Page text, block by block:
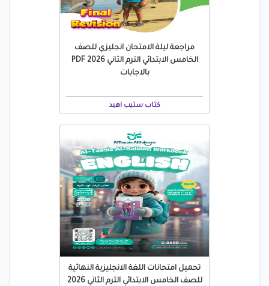
مراجعة ليلة الامتحان انجليزي للصف
الخامس الابتدائي الترم الثاني 2026 PDF
بالاجابات
كتاب ستيب اهيد
تحميل امتحانات اللغة الانجليزية النهائية
للصف الخامس الابتدائي الترم الثاني 2026